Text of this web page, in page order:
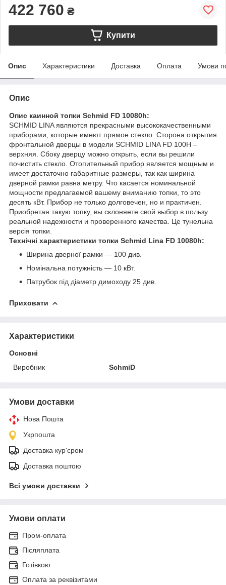
422 760 ₴
Купити
Опис Характеристики Доставка Оплата Умови
Опис
Опис каинной топки Schmid FD 10080h:
SCHMID LINA являются прекрасными высококачественными
приборами, которые имеют прямое стекло. Сторона открытия
фронтальной дверцы в модели SCHMID LINA FD 100H –
верхняя. Сбоку дверцу можно открыть, если вы решили
почистить стекло. Отопительный прибор является мощным и
имеет достаточно габаритные размеры, так как ширина
дверной рамки равна метру. Что касается номинальной
мощности предлагаемой вашему вниманию топки, то это
десять кВт. Прибор не только долговечен, но и практичен.
Приобретая такую топку, вы склоняете свой выбор в пользу
реальной надежности и проверенного качества. Це тунельна
версія топки.
Технічні характеристики топки Schmid Lina FD 10080h:
Ширина дверної рамки — 100 див.
Номінальна потужність — 10 кВт.
Патрубок під діаметр димоходу 25 див.
Приховати
Характеристики
Основні
Виробник
SchmiD
Умови доставки
Нова Пошта
Укрпошта
Доставка кур'єром
Доставка поштою
Всі умови доставки
Умови оплати
Пром-оплата
Післяплата
Готівкою
Оплата за реквізитами